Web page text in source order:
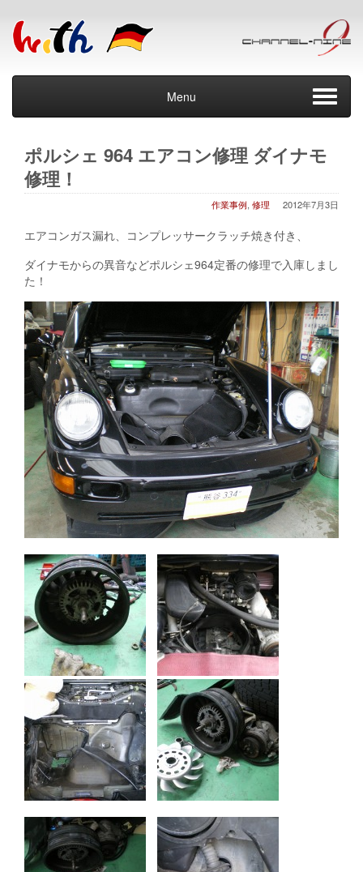
Menu
ポルシェ 964 エアコン修理 ダイナモ
修理！
2012年7月3日
作業事例, 修理
エアコンガス漏れ、コンプレッサークラッチ焼き付き、
ダイナモからの異音などポルシェ964定番の修理で入庫しまし
た！